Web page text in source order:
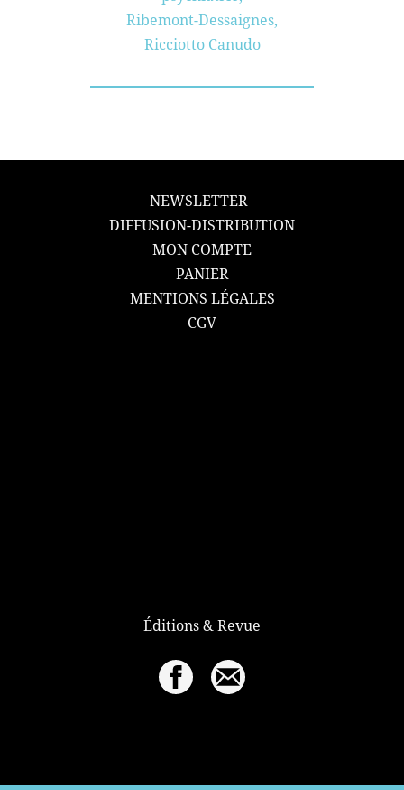
Ribemont-Dessaignes,
Ricciotto Canudo
NEWSLETTER
DIFFUSION-DISTRIBUTION
MON COMPTE
PANIER
MENTIONS LÉGALES
CGV
Éditions & Revue